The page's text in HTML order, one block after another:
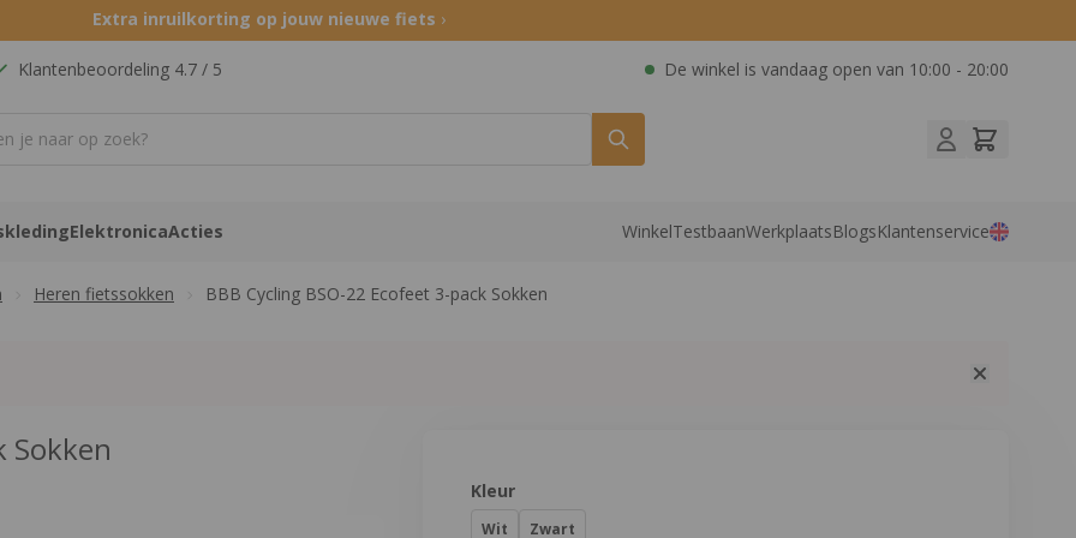
Extra inruilkorting op jouw nieuwe fiets ›
Klantenbeoordeling 4.7 / 5 De winkel is vandaag open van 10:00 - 20:00
ElektronicaActies WinkelTestbaanWerkplaatsBlogsKlantenservice
Heren fietssokken BBB Cycling BSO-22 Ecofeet 3-pack Sokken
Product Opties:
Kleur
Wit Zwart
Sokken